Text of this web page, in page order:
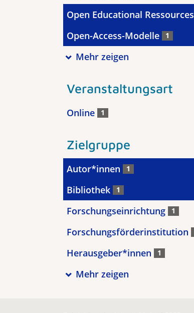
Open Educational Ressources
Open-Access-Modelle 1
Mehr zeigen
Veranstaltungsart
Online 1
Zielgruppe
Autor*innen 1
Bibliothek 1
Forschungseinrichtung 1
Forschungsförderinstitution
Herausgeber*innen 1
Mehr zeigen